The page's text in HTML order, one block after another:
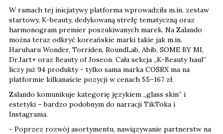
W ramach tej inicjatywy platforma wprowadziła m.in. zestaw
startowy, K-beauty, dedykowaną strefę tematyczną oraz
harmonogram premier poszukiwanych marek. Na Zalando
można teraz odkryć koreańskie marki takie jak m.in.
Haruharu Wonder, Torriden, RoundLab, Abib, SOME BY MI,
Dr.Jart+ oraz Beauty of Joseon. Cała sekcja „K-Beauty haul”
liczy już 94 produkty - tylko sama marka COSRX ma na
platformie kilkanaście pozycji w cenach 55–167 zł.
Zalando komunikuje kategorię językiem „glass skin” i
estetyki – bardzo podobnym do narracji TikToka i
Instagrama.
- Poprzez rozwój asortymentu, nawiązywanie partnerstw na